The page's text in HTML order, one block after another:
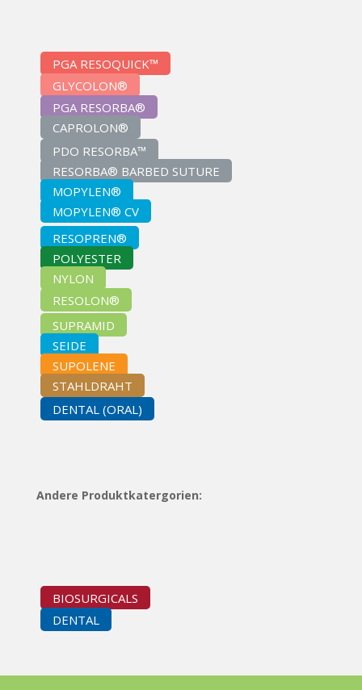
PGA RESOQUICK™
GLYCOLON®
PGA RESORBA®
CAPROLON®
PDO RESORBA™
RESORBA® BARBED SUTURE
MOPYLEN®
MOPYLEN® CV
RESOPREN®
POLYESTER
NYLON
RESOLON®
SUPRAMID
SEIDE
SUPOLENE
STAHLDRAHT
DENTAL (ORAL)
Andere Produktkatergorien:
BIOSURGICALS
DENTAL